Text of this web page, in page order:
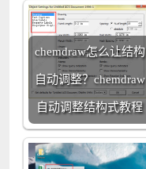
chemdraw怎么让结构
自动调整？chemdraw
自动调整结构式教程